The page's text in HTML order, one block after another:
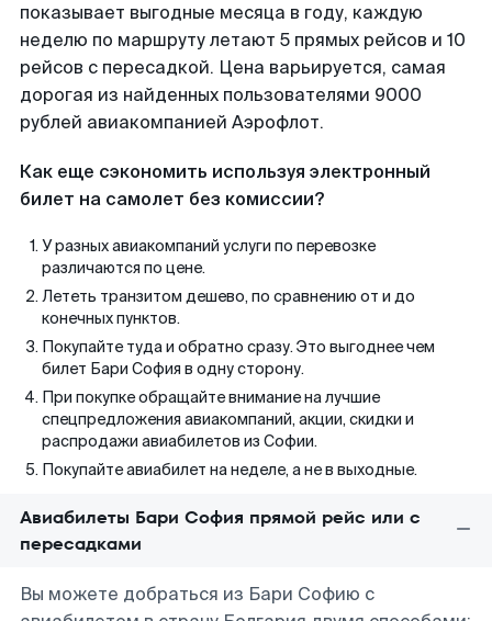
показывает выгодные месяца в году, каждую
неделю по маршруту летают 5 прямых рейсов и 10
рейсов с пересадкой. Цена варьируется, самая
дорогая из найденных пользователями 9000
рублей авиакомпанией Аэрофлот.
Как еще сэкономить используя электронный
билет на самолет без комиссии?
У разных авиакомпаний услуги по перевозке
различаются по цене.
Лететь транзитом дешево, по сравнению от и до
конечных пунктов.
Покупайте туда и обратно сразу. Это выгоднее чем
билет Бари София в одну сторону.
При покупке обращайте внимание на лучшие
спецпредложения авиакомпаний, акции, скидки и
распродажи авиабилетов из Софии.
Покупайте авиабилет на неделе, а не в выходные.
Авиабилеты Бари София прямой рейс или с
пересадками
Вы можете добраться из Бари Софию с